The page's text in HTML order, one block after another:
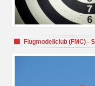
Flugmodellclub (FMC) -